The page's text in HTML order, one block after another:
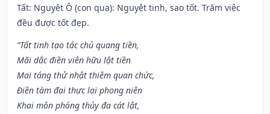
Tất: Nguyệt Ô (con quạ): Nguyệt tinh, sao tốt. Trăm việc
đều được tốt đẹp.
“Tất tinh tạo tác chủ quang tiền,
Mãi dắc điền viên hữu lật tiền
Mai táng thử nhật thiêm quan chức,
Điền tàm đại thực lai phong niên
Khai môn phóng thủy đa cát lật,